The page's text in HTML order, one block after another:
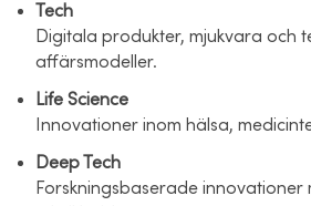
Tech
Digitala produkter, mjukvara och
affärsmodeller.
Life Science
Innovationer inom hälsa,
Deep Tech
Forskningsbaserade innovationer